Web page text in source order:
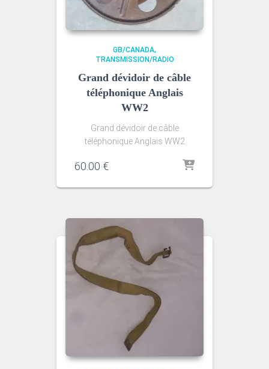
GB/CANADA
TRANSMISSION/RADIO
Grand dévidoir de câble
téléphonique Anglais
WW2
Grand dévidoir de câble
téléphonique Anglais WW2
60.00 €